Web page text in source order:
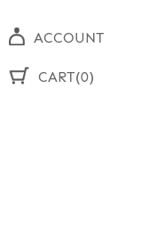
ACCOUNT
CART(0)